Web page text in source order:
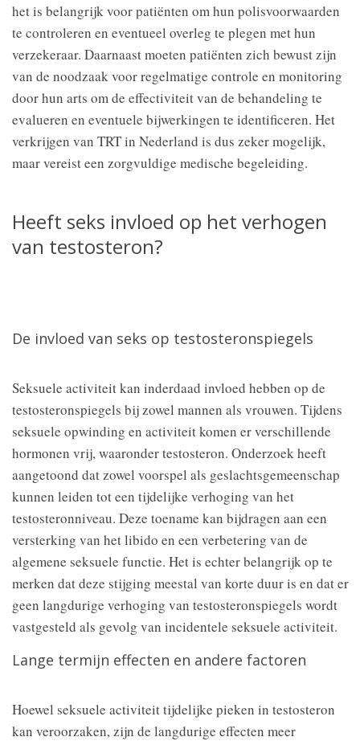
het is belangrijk voor patiënten om hun polisvoorwaarden
te controleren en eventueel overleg te plegen met hun
verzekeraar. Daarnaast moeten patiënten zich bewust zijn
van de noodzaak voor regelmatige controle en monitoring
door hun arts om de effectiviteit van de behandeling te
evalueren en eventuele bijwerkingen te identificeren. Het
verkrijgen van TRT in Nederland is dus zeker mogelijk,
maar vereist een zorgvuldige medische begeleiding.
Heeft seks invloed op het verhogen
van testosteron?
De invloed van seks op testosteronspiegels
Seksuele activiteit kan inderdaad invloed hebben op de
testosteronspiegels bij zowel mannen als vrouwen. Tijdens
seksuele opwinding en activiteit komen er verschillende
hormonen vrij, waaronder testosteron. Onderzoek heeft
aangetoond dat zowel voorspel als geslachtsgemeenschap
kunnen leiden tot een tijdelijke verhoging van het
testosteronniveau. Deze toename kan bijdragen aan een
versterking van het libido en een verbetering van de
algemene seksuele functie. Het is echter belangrijk op te
merken dat deze stijging meestal van korte duur is en dat er
geen langdurige verhoging van testosteronspiegels wordt
vastgesteld als gevolg van incidentele seksuele activiteit.
Lange termijn effecten en andere factoren
Hoewel seksuele activiteit tijdelijke pieken in testosteron
kan veroorzaken, zijn de langdurige effecten meer